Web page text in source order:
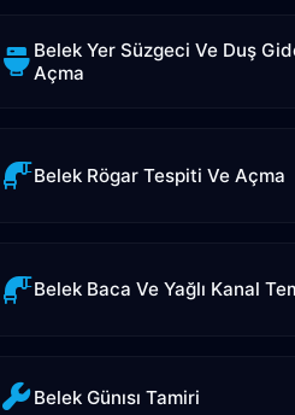
Belek Yer Süzgeci Ve Duş
Açma
Belek Rögar Tespiti Ve Açma
Belek Baca Ve Yağlı Kanal
Belek Günısı Tamiri